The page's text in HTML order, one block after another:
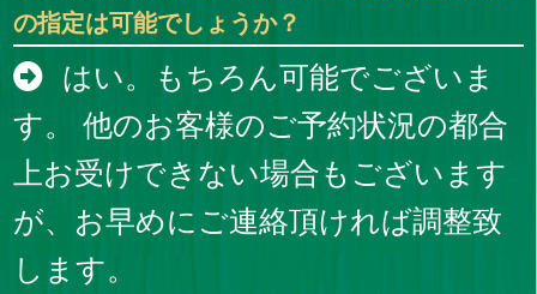
の指定は可能でしょうか？
はい。もちろん可能でございま
す。 他のお客様のご予約状況の都合
上お受けできない場合もございます
が、お早めにご連絡頂ければ調整致
します。